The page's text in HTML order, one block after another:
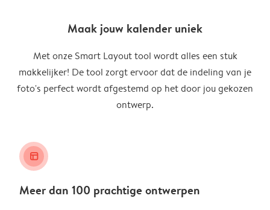
Maak jouw kalender uniek
Met onze Smart Layout tool wordt alles een stuk
makkelijker! De tool zorgt ervoor dat de indeling van je
foto's perfect wordt afgestemd op het door jou gekozen
ontwerp.
layout_alt
Meer dan 100 prachtige ontwerpen